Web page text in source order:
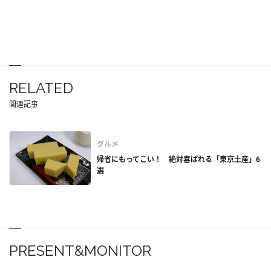
RELATED
関連記事
グルメ
帰省にもってこい！ 絶対喜ばれる「東京土産」6
選
PRESENT&MONITOR